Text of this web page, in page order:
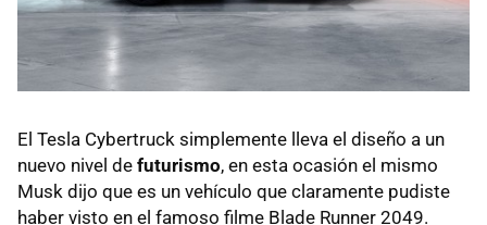
El Tesla Cybertruck simplemente lleva el diseño a un
nuevo nivel de futurismo, en esta ocasión el mismo
Musk dijo que es un vehículo que claramente pudiste
haber visto en el famoso filme Blade Runner 2049.